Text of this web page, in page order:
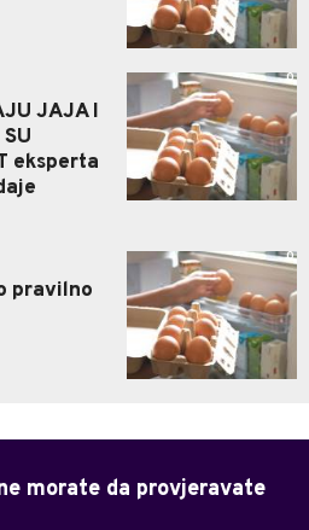
JAJA I
eksperta
0
pravilno
0
morate da provjeravate